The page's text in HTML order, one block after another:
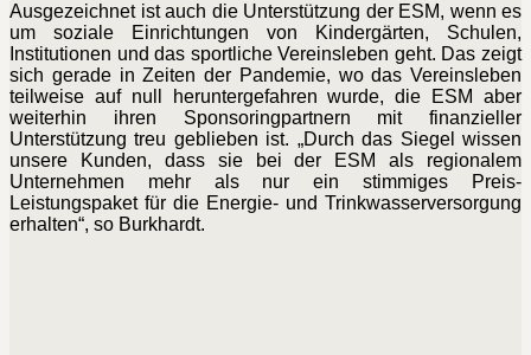
Ausgezeichnet ist auch die Unterstützung der ESM, wenn es
um soziale Einrichtungen von Kindergärten, Schulen,
Institutionen und das sportliche Vereinsleben geht. Das zeigt
sich gerade in Zeiten der Pandemie, wo das Vereinsleben
teilweise auf null heruntergefahren wurde, die ESM aber
weiterhin ihren Sponsoringpartnern mit finanzieller
Unterstützung treu geblieben ist. „Durch das Siegel wissen
unsere Kunden, dass sie bei der ESM als regionalem
Unternehmen mehr als nur ein stimmiges Preis-
Leistungspaket für die Energie- und Trinkwasserversorgung
erhalten“, so Burkhardt.